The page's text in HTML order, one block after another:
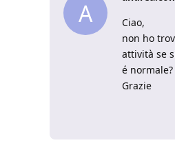
A
Ciao,
non ho
attività se
é normale?
Grazie